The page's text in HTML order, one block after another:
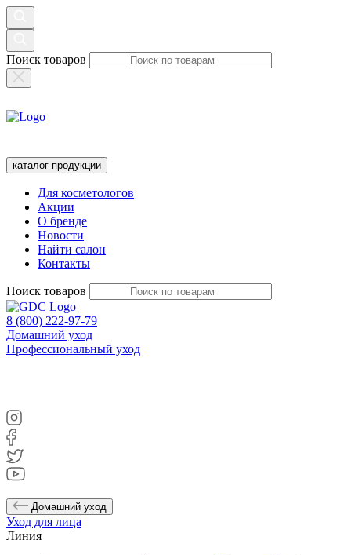
Поиск товаров
каталог продукции
Для косметологов
Акции
О бренде
Новости
Найти салон
Контакты
Поиск товаров
8 (800) 222-97-79
Домашний уход
Профессиональный уход
Домашний уход
Уход для лица
Линия